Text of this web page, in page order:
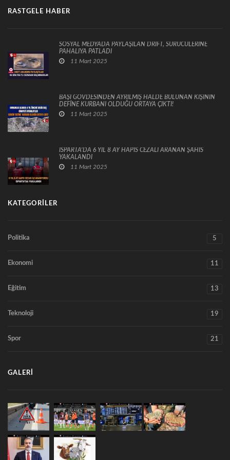
RASTGELE HABER
SOSYAL MEDYADA PAYLAŞILAN DRİFT, SÜRÜCÜLERİNE
PAHALIYA PATLADI
11 Mart 2025
BAŞI GÖVDESİNDEN AYRILMIŞ HALDE BULUNAN KİŞİNİN
DEFİNE KURBANI OLDUĞU ORTAYA ÇIKTI!
11 Mart 2025
ISPARTA’DA 6 YIL 8 AY HAPİS CEZALI ARANAN ŞAHIS
YAKALANDI
11 Mart 2025
KATEGORILER
Politika 5
Ekonomi 11
Eğitim 13
Teknoloji 19
Spor 21
GALERI